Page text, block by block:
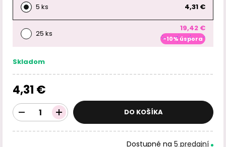
5 ks 4,31 €
25 ks
19,42 €
-10% úspora
Skladom
4,31 €
DO KOŠÍKA
Dostupné na 5 predajní